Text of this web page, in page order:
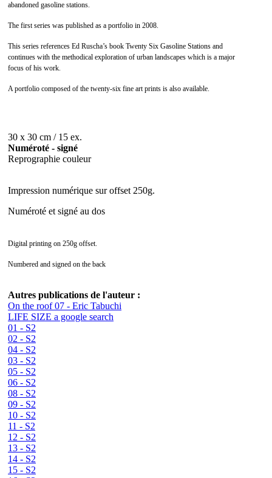
abandoned gasoline stations.
The first series was published as a portfolio in 2008.
This series references Ed Ruscha’s book Twenty Six Gasoline Stations and
continues with the methodical exploration of urban landscapes which is a major
focus of his work.
A portfolio composed of the twenty-six fine art prints is also available.
30 x 30 cm / 15 ex.
Numéroté - signé
Reprographie couleur
Impression numérique sur offset 250g.
Numéroté et signé au dos
Digital printing on 250g offset.
Numbered and signed on the back
Autres publications de l'auteur :
On the roof 07 - Eric Tabuchi
LIFE SIZE a google search
01 - S2
02 - S2
04 - S2
03 - S2
05 - S2
06 - S2
08 - S2
09 - S2
10 - S2
11 - S2
12 - S2
13 - S2
14 - S2
15 - S2